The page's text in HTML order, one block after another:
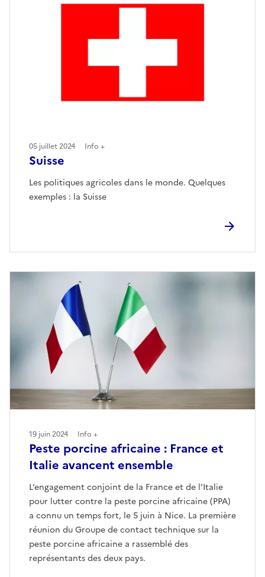
Suisse
Les politiques agricoles dans le monde. Quelques
exemples : la Suisse
05 juillet 2024 Info +
Peste porcine africaine : France et
Italie avancent ensemble
L’engagement conjoint de la France et de l’Italie
pour lutter contre la peste porcine africaine (PPA)
a connu un temps fort, le 5 juin à Nice. La première
réunion du Groupe de contact technique sur la
peste porcine africaine a rassemblé des
représentants des deux pays.
19 juin 2024 Info +